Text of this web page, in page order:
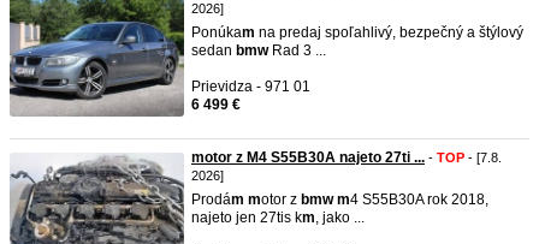
2026]
Ponúkam na predaj spoľahlivý, bezpečný a štýlový
sedan bmwRad 3 ...
Prievidza - 971 01
6 499 €
motor z M4 S55B30A najeto 27ti ... - TOP - [7.8.
2026]
Prodám motor z bmw m4 S55B30A rok 2018,
najeto jen 27tis km, jako ...